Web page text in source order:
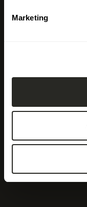
Marketing